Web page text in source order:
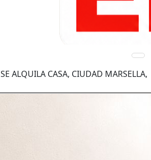
SE ALQUILA CASA, CIUDAD MARSELLA,